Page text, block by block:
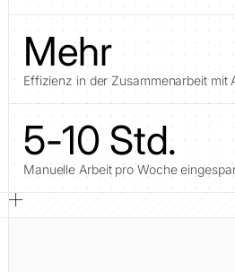
Mehr
Effizienz in der Zusammenarbeit mit
5-10 Std.
Manuelle Arbeit pro Woche